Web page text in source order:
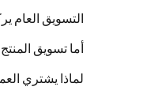
التسويق العام
أما تسويق
لماذا يشتري